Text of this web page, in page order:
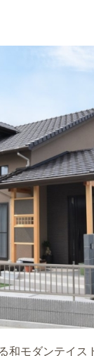
和モダンテイス